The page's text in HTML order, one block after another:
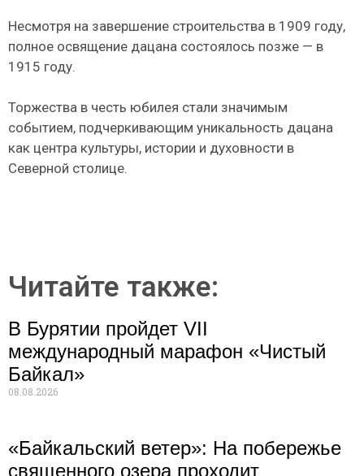
Несмотря на завершение строительства в 1909 году,
полное освящение дацана состоялось позже — в
1915 году.
Торжества в честь юбилея стали значимым
событием, подчеркивающим уникальность дацана
как центра культуры, истории и духовности в
Северной столице.
Читайте также:
В Бурятии пройдет VII
международный марафон «Чистый
Байкал»
08.08.2026
«Байкальский ветер»: На побережье
священного озера проходит